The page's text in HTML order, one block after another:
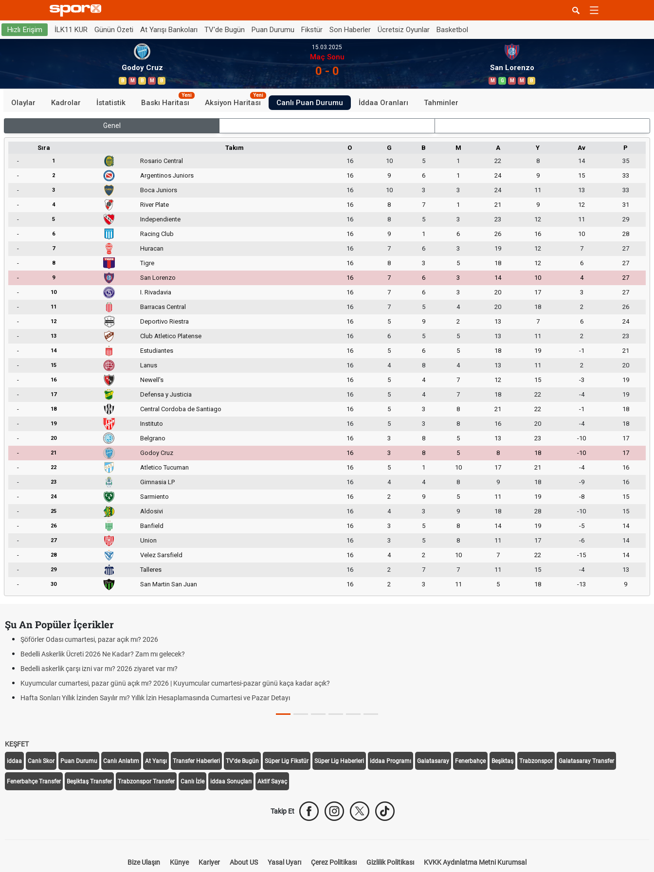
Hızlı Erişim İLK11 KUR Günün Özeti At Yarışı Bankoları TV'de Bugün Puan Durumu Fikstür Son Haberler Ücretsiz Oyunlar Basketbol
Godoy Cruz
B M B M B
15.03.2025
Maç Sonu
0 - 0 San Lorenzo
M G M M B
Olaylar Kadrolar İstatistik Baskı Haritası
Yeni
Aksiyon Haritası
Yeni
Canlı Puan Durumu İddaa Oranları Tahminler
Genel
Sıra Takım O G B M A Y Av
P
-
1 Rosario Central 16 10 5 1 22 8 14
35
-
2 Argentinos Juniors 16 9 6 1 24 9 15
33
-
3 Boca Juniors 16 10 3 3 24 11 13
33
-
4 River Plate 16 8 7 1 21 9 12
31
-
5 Independiente 16 8 5 3 23 12 11
29
-
6 Racing Club 16 9 1 6 26 16 10
28
-
7 Huracan 16 7 6 3 19 12 7
27
-
8 Tigre 16 8 3 5 18 12 6
27
-
9 San Lorenzo 16 7 6 3 14 10 4
27
-
10 I. Rivadavia 16 7 6 3 20 17 3
27
-
11 Barracas Central 16 7 5 4 20 18 2
26
-
12 Deportivo Riestra 16 5 9 2 13 7 6
24
-
13 Club Atletico Platense 16 6 5 5 13 11 2
23
-
14 Estudiantes 16 5 6 5 18 19 -1
21
-
15 Lanus 16 4 8 4 13 11 2
20
-
16 Newell's 16 5 4 7 12 15 -3
19
-
17 Defensa y Justicia 16 5 4 7 18 22 -4
19
-
18 Central Cordoba de Santiago 16 5 3 8 21 22 -1
18
-
19 Instituto 16 5 3 8 16 20 -4
18
-
20 Belgrano 16 3 8 5 13 23 -10
17
-
21 Godoy Cruz 16 3 8 5 8 18 -10
17
-
22 Atletico Tucuman 16 5 1 10 17 21 -4
16
-
23 Gimnasia LP 16 4 4 8 9 18 -9
16
-
24 Sarmiento 16 2 9 5 11 19 -8
15
-
25 Aldosivi 16 4 3 9 18 28 -10
15
-
26 Banfield 16 3 5 8 14 19 -5
14
-
27 Union 16 3 5 8 11 17 -6
14
-
28 Velez Sarsfield 16 4 2 10 7 22 -15
14
-
29 Talleres 16 2 7 7 11 15 -4
13
-
30 San Martin San Juan 16 2 3 11 5 18 -13 9
Şu An Popüler İçerikler
Şöförler Odası cumartesi, pazar açık mı? 2026
Bedelli Askerlik Ücreti 2026 Ne Kadar? Zam mı gelecek?
Bedelli askerlik çarşı izni var mı? 2026 ziyaret var mı?
Kuyumcular cumartesi, pazar günü açık mı? 2026 | Kuyumcular cumartesi-pazar günü kaça kadar açık?
Hafta Sonları Yıllık İzinden Sayılır mı? Yıllık İzin Hesaplamasında Cumartesi ve Pazar Detayı
KEŞFET
iddaa Canlı Skor Puan Durumu Canlı Anlatım At Yarışı Transfer Haberleri TV'de Bugün Süper Lig Fikstür Süper Lig Haberleri iddaa Programı Galatasaray Fenerbahçe Beşiktaş Trabzonspor Galatasaray Transfer
Fenerbahçe Transfer Beşiktaş Transfer Trabzonspor Transfer Canlı İzle iddaa Sonuçları Aktif Sayaç
Takip Et
Bize Ulaşın Künye Kariyer About US Yasal Uyarı Çerez Politikası Gizlilik Politikası KVKK Aydınlatma Metni Kurumsal